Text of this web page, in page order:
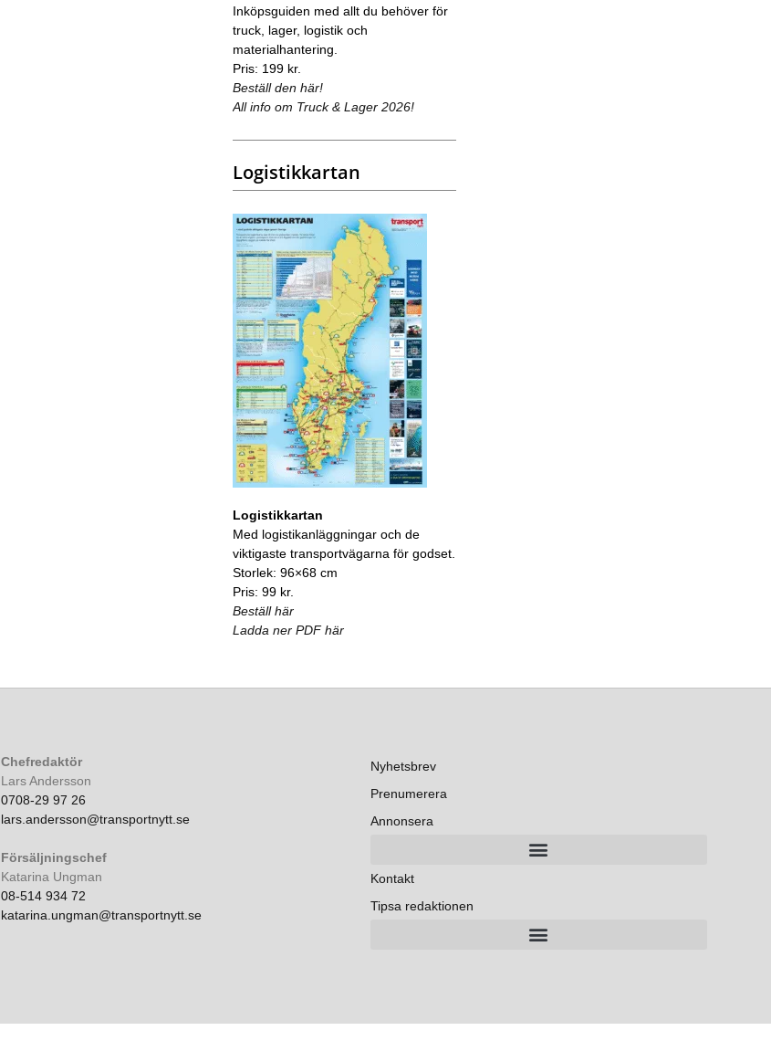
Inköpsguiden med allt du behöver för
truck, lager, logistik och
materialhantering.
Pris: 199 kr.
Beställ den här!
All info om Truck & Lager 2026!
Logistikkartan
Logistikkartan
Med logistikanläggningar och de
viktigaste transportvägarna för godset.
Storlek: 96×68 cm
Pris: 99 kr.
Beställ här
Ladda ner PDF här
Chefredaktör
Lars Andersson
0708-29 97 26
lars.andersson@transportnytt.se
Försäljningschef
Katarina Ungman
08-514 934 72
katarina.ungman@transportnytt.se
Nyhetsbrev
Prenumerera
Annonsera
Kontakt
Tipsa redaktionen